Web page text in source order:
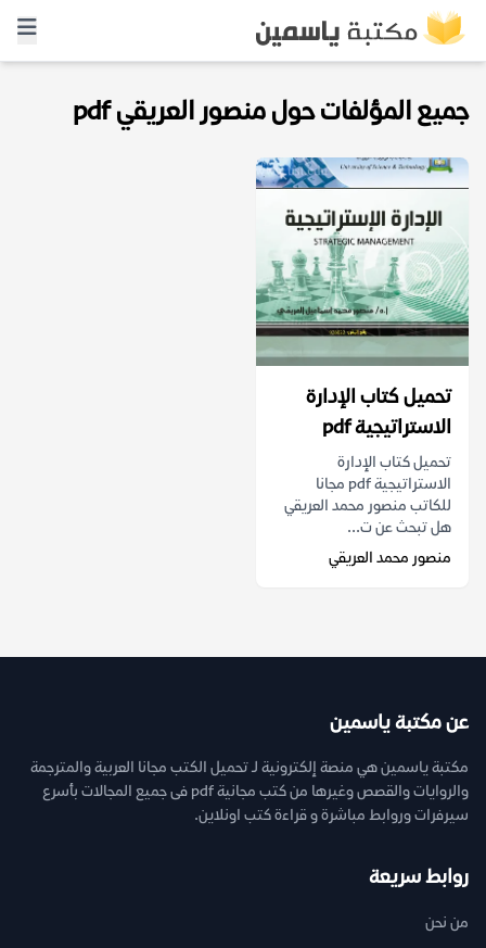
جميع المؤلفات حول منصور العريقي pdf
تحميل كتاب الإدارة
الاستراتيجية pdf
تحميل كتاب الإدارة
الاستراتيجية pdf مجانا
للكاتب منصور محمد العريقي
هل تبحث عن ت...
منصور محمد العريقي
عن مكتبة ياسمين
مكتبة ياسمين هي منصة إلكترونية لـ تحميل الكتب مجانا العربية والمترجمة
والروايات والقصص وغيرها من كتب مجانية pdf فى جميع المجالات بأسرع
سيرفرات وروابط مباشرة و قراءة كتب اونلاين.
روابط سريعة
من نحن